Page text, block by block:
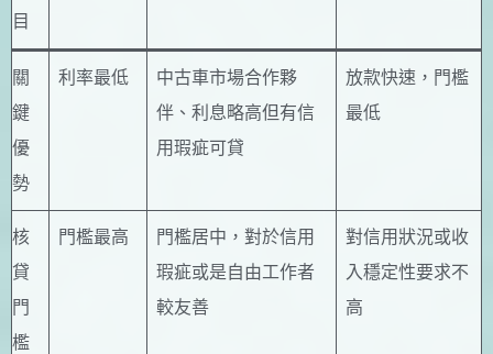
目
關
鍵
優
勢
利率最低
中古車市場合作夥
伴、利息略高但有信
用瑕疵可貸
放款快速，門檻
最低
核
貸
門
檻
門檻最高
門檻居中，對於信用
瑕疵或是自由工作者
較友善
對信用狀況或收
入穩定性要求不
高